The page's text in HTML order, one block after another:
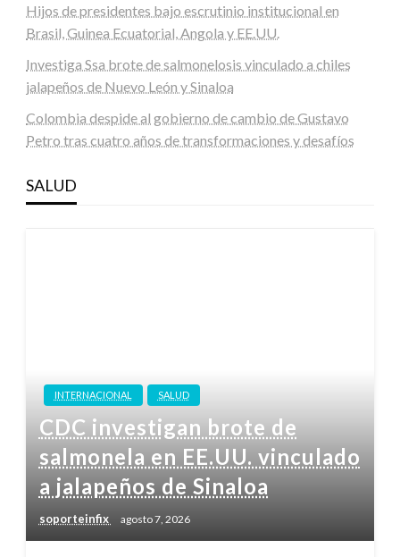
Hijos de presidentes bajo escrutinio institucional en
Brasil, Guinea Ecuatorial, Angola y EE.UU.
Investiga Ssa brote de salmonelosis vinculado a chiles
jalapeños de Nuevo León y Sinaloa
Colombia despide al gobierno de cambio de Gustavo
Petro tras cuatro años de transformaciones y desafíos
SALUD
INTERNACIONAL SALUD
CDC investigan brote de
salmonela en EE.UU. vinculado
a jalapeños de Sinaloa
soporteinfix agosto 7, 2026